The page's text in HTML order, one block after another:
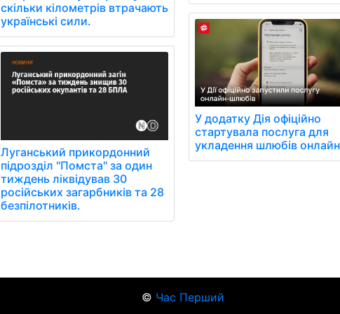
скільки кілометрів втрачають
українські сили.
Луганський прикордонний
підрозділ "Помста" за один
тиждень ліквідував 30
російських загарбників та 28
безпілотників.
У додатку Дія офіційно
стартувала послуга для
укладення шлюбів
© Час Перший